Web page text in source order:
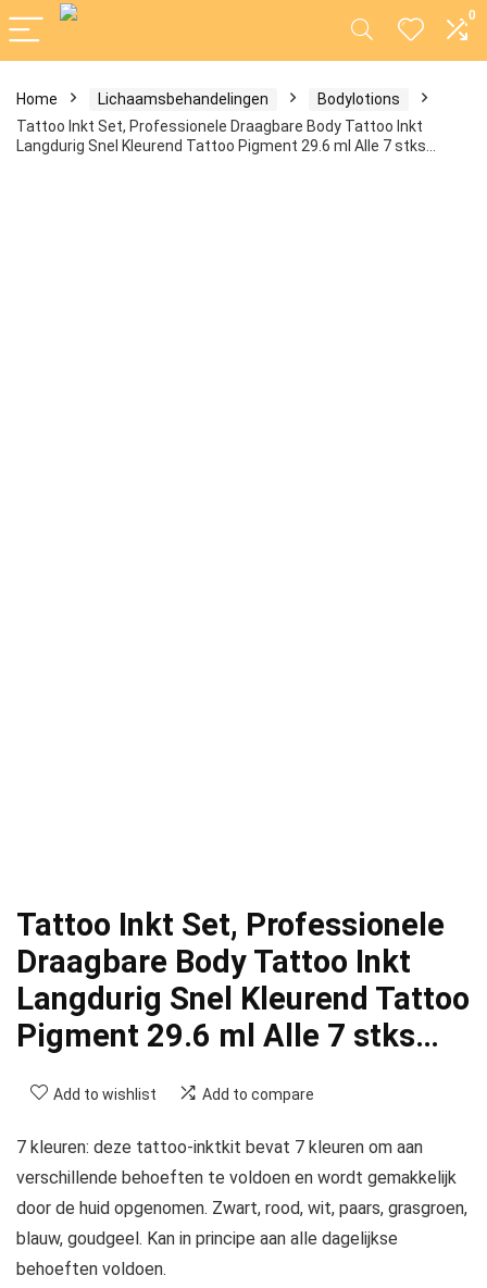
0
Home Lichaamsbehandelingen
Bodylotions
Tattoo Inkt Set, Professionele Draagbare Body Tattoo Inkt
Langdurig Snel Kleurend Tattoo Pigment 29.6 ml Alle 7 stks…
Tattoo Inkt Set, Professionele
Draagbare Body Tattoo Inkt
Langdurig Snel Kleurend Tattoo
Pigment 29.6 ml Alle 7 stks…
Add to wishlist Add to compare
7 kleuren: deze tattoo-inktkit bevat 7 kleuren om aan
verschillende behoeften te voldoen en wordt gemakkelijk
door de huid opgenomen. Zwart, rood, wit, paars, grasgroen,
blauw, goudgeel. Kan in principe aan alle dagelijkse
behoeften voldoen.